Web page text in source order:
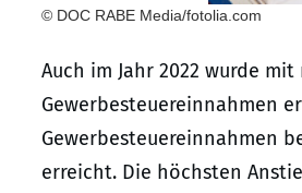
© DOC RABE Media/fotolia.com
Auch im Jahr 2022 wurde
Gewerbesteuereinnahmen
Gewerbesteuereinnahmen
erreicht. Die höchsten